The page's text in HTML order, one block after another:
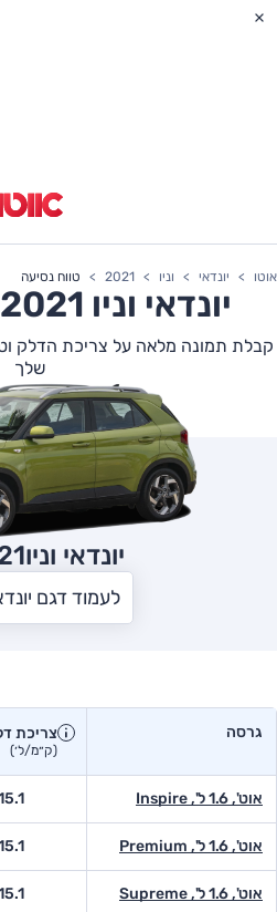
אוטו יונדאי וניו 2021 טווח נסיעה
יונדאי וניו
קבלת תמונה מלאה על צריכת הדלק
שלך
יונדאי וניו
לעמוד דגם יונדאי
גרסה צריכת
(ק״מ/ל׳)
אוט', 1.6 ל', Inspire
אוט', 1.6 ל', Premium
אוט', 1.6 ל', Supreme